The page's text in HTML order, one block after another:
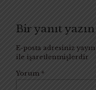
Bir yanıt yazın
E-posta adresiniz
ile işaretlenmişlerdir
Yorum *